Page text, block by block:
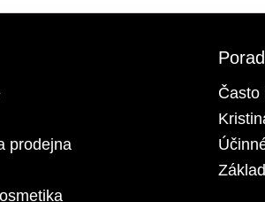
prodejna
Často